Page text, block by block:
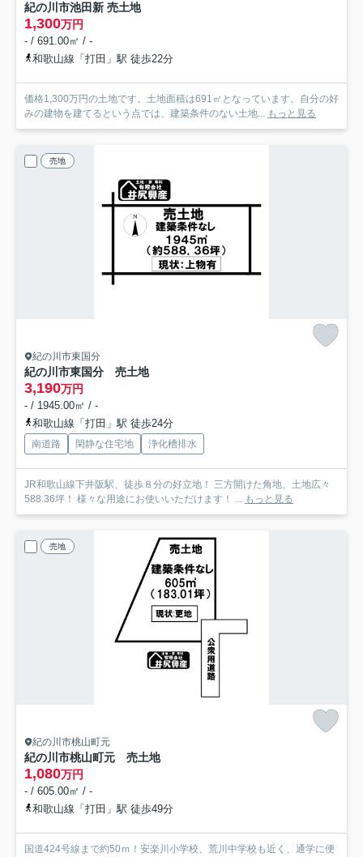
紀の川市池田新 売土地
1,300万円
- / 691.00㎡ / -
和歌山線「打田」駅 徒歩22分
価格1,300万円の土地です。土地面積は691㎡となっています。自分の好
みの建物を建てるという点では、建築条件のない土地... もっと見る
売地
紀の川市東国分
紀の川市東国分 売土地
3,190万円
- / 1945.00㎡ / -
和歌山線「打田」駅 徒歩24分
南道路 閑静な住宅地 浄化槽排水
JR和歌山線下井阪駅、徒歩８分の好立地！ 三方開けた角地、土地広々
588.36坪！ 様々な用途にお使いいただけます！ ... もっと見る
売地
紀の川市桃山町元
紀の川市桃山町元 売土地
1,080万円
- / 605.00㎡ / -
和歌山線「打田」駅 徒歩49分
国道424号線まで約50ｍ！安楽川小学校、荒川中学校も近く、通学に便